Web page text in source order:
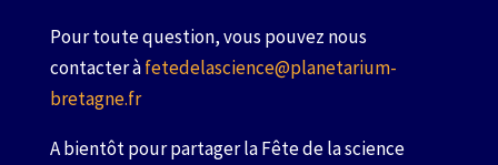
Pour toute question, vous pouvez nous
contacter àfetedelascience@planetarium-
bretagne.fr
A bientôt pour partager la Fête de la science